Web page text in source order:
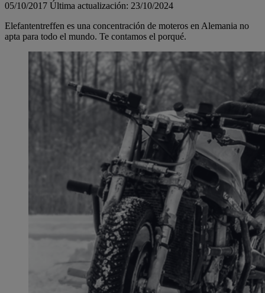
05/10/2017 Última actualización: 23/10/2024
Elefantentreffen es una concentración de moteros en Alemania no
apta para todo el mundo. Te contamos el porqué.